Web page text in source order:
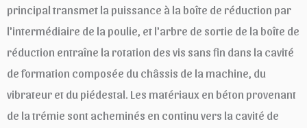
principal transmet la puissance à la boîte de réduction par
l'intermédiaire de la poulie, et l'arbre de sortie de la boîte de
réduction entraîne la rotation des vis sans fin dans la cavité
de formation composée du châssis de la machine, du
vibrateur et du piédestal. Les matériaux en béton provenant
de la trémie sont acheminés en continu vers la cavité de